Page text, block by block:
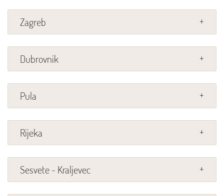
Zagreb
Dubrovnik
Pula
Rijeka
Sesvete - Kraljevec